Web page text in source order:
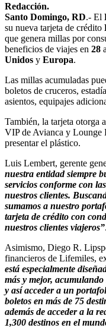
Redacción.
Santo Domingo, RD.- El
su nueva tarjeta de crédito
que genera millas por
beneficios de viajes en 28
Unidos y Europa.
Las millas acumuladas
boletos de cruceros,
asientos, equipajes
También, la tarjeta otorga
VIP de Avianca y Lounge
presentar el plástico.
Luis Lembert, gerente
nuestra entidad siempre
servicios conforme con
nuestros clientes.
sumamos a nuestro
tarjeta de crédito con
nuestros clientes viajeros”.
Asimismo, Diego R.
financieros de Lifemiles,
está especialmente
más y mejor,
y así acceder a un
boletos en más de 75
además de acceder a la
1,300 destinos en el